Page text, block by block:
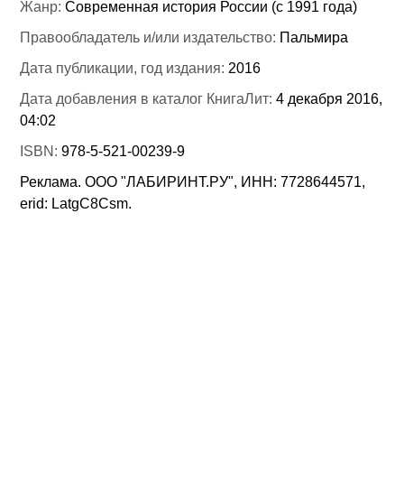
Жанр:Современная история России (с 1991 года)
Правообладатель и/или издательство: Пальмира
Дата публикации, год издания: 2016
Дата добавления в каталог КнигаЛит:4 декабря 2016,
04:02
ISBN:978-5-521-00239-9
Реклама. ООО "ЛАБИРИНТ.РУ", ИНН: 7728644571,
erid: LatgC8Csm.